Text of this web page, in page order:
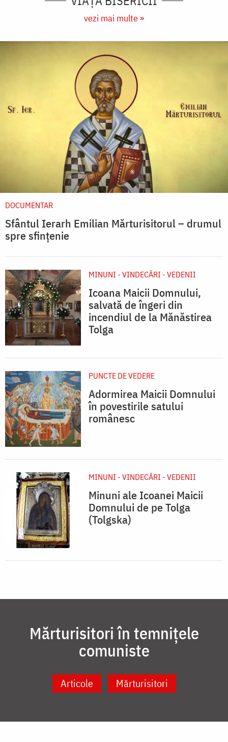
vezi mai multe »
DOCUMENTAR
Sfântul Ierarh Emilian Mărturisitorul – drumul
spre sfințenie
MINUNI - VINDECĂRI - VEDENII
Icoana Maicii Domnului,
salvată de îngeri din
incendiul de la Mănăstirea
Tolga
PUNCTE DE VEDERE
Adormirea Maicii Domnului
în povestirile satului
românesc
MINUNI - VINDECĂRI - VEDENII
Minuni ale Icoanei Maicii
Domnului de pe Tolga
(Tolgska)
Mărturisitori în temnițele
comuniste
Articole Mărturisitori